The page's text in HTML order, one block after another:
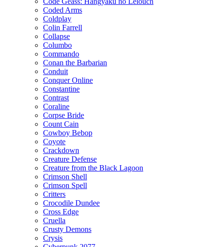
Coded Arms
Coldplay
Colin Farrell
Collapse
Columbo
Commando
Conan the Barbarian
Conduit
Conquer Online
Constantine
Contrast
Coraline
Corpse Bride
Count Cain
Cowboy Bebop
Coyote
Crackdown
Creature Defense
Creature from the Black Lagoon
Crimson Shell
Crimson Spell
Critters
Crocodile Dundee
Cross Edge
Cruella
Crusty Demons
Crysis